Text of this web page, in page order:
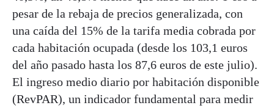
pesar de la rebaja de precios generalizada, con
una caída del 15% de la tarifa media cobrada por
cada habitación ocupada (desde los 103,1 euros
del año pasado hasta los 87,6 euros de este julio).
El ingreso medio diario por habitación disponible
(RevPAR), un indicador fundamental para medir